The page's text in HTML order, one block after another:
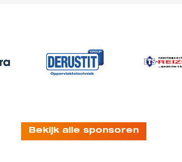
Bekijk alle sponsoren